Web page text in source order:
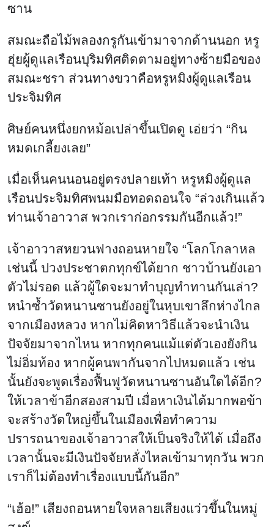
ซาน
สมณะถือไม้พลองกรูกันเข้ามาจากด้านนอก หรู
ฮุ่ยผู้ดูแลเรือนบุริมทิศติดตามอยู่ทางซ้ายมือของ
สมณะชรา ส่วนทางขวาคือหรูหมิงผู้ดูแลเรือน
ประจิมทิศ